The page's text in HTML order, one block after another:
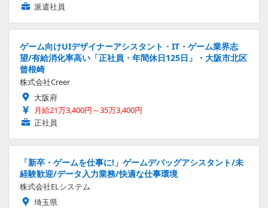
派遣社員
ゲーム向けUIデザイナーアシスタント・IT・ゲーム業界志
望/有給消化率高い「正社員・年間休日125日」・大阪市北区
曾根崎
株式会社Creer
大阪府
月給21万3,400円～35万3,400円
正社員
「新卒・ゲームを仕事に!」ゲームデバッグアシスタント/未
経験歓迎/データ入力業務/快適な仕事環境
株式会社ELシステム
埼玉県